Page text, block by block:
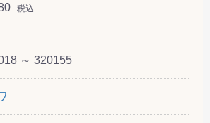
税込
～ 320155